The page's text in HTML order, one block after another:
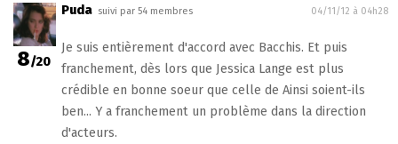
8/20
Puda suivi par 54 membres 04/11/12 à 04h28
Je suis entièrement d'accord avec Bacchis. Et puis
franchement, dès lors que Jessica Lange est plus
crédible en bonne soeur que celle de Ainsi soient-ils
ben... Y a franchement un problème dans la direction
d'acteurs.